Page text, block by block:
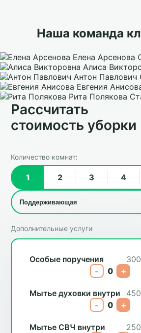
Наша команда
Елена Арсенова
Алиса
Антон Павлович
Евгения
Рита Полякова
Рассчитать
стоимость уборки
Количество комнат:
1 2 3 4
Дополнительные услуги
Особые поручения
-
0 +
Мытье духовки внутри
-
0 +
Мытье СВЧ внутри